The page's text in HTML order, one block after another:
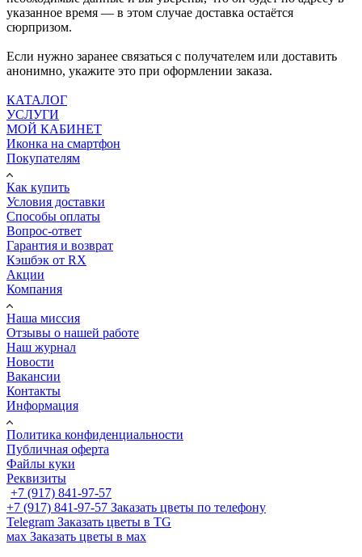
указанное время — в этом случае доставка остаётся
сюрпризом.
Если нужно заранее связаться с получателем или доставить
анонимно, укажите это при оформлении заказа.
КАТАЛОГ
УСЛУГИ
МОЙ КАБИНЕТ
Иконка на смартфон
Покупателям
Как купить
Условия доставки
Способы оплаты
Вопрос-ответ
Гарантия и возврат
Кэшбэк от RX
Акции
Компания
Наша миссия
Отзывы о нашей работе
Наш журнал
Новости
Вакансии
Контакты
Информация
Политика конфиденциальности
Публичная оферта
Файлы куки
Реквизиты
+7 (917) 841-97-57
+7 (917) 841-97-57 Заказать цветы по телефону
Telegram Заказать цветы в TG
мах Заказать цветы в мах